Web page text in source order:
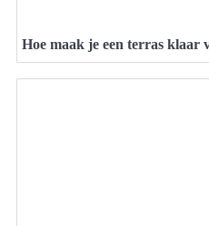
Hoe maak je een terras klaar